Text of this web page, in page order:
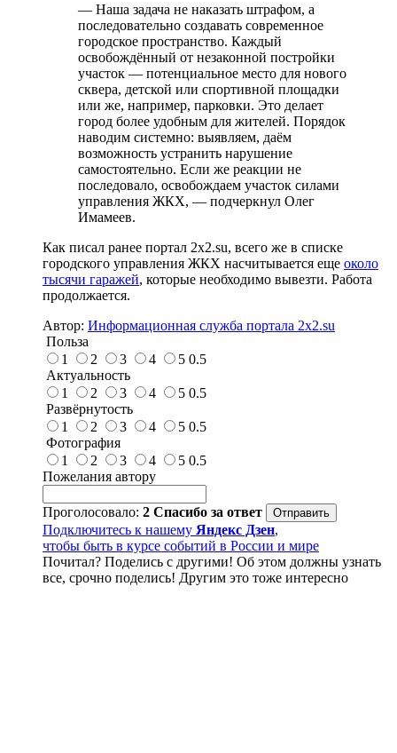
— Наша задача не наказать штрафом, а
последовательно создавать современное
городское пространство. Каждый
освобождённый от незаконной постройки
участок — потенциальное место для нового
сквера, детской или спортивной площадки
или же, например, парковки. Это делает
город более удобным для жителей. Порядок
наводим системно: выявляем, даём
возможность устранить нарушение
самостоятельно. Если же реакции не
последовало, освобождаем участок силами
управления ЖКХ, — подчеркнул Олег
Имамеев.
Как писал ранее портал 2х2.su, всего же в списке
городского управления ЖКХ насчитывается еще около
тысячи гаражей, которые необходимо вывезти. Работа
продолжается.
Автор: Информационная служба портала 2x2.su
Польза
1
2 3 4 5 0.5
Актуальность
1
2 3 4 5 0.5
Развёрнутость
1
2 3 4 5 0.5
Фотография
1
2 3 4 5 0.5
Пожелания автору
Проголосовало: 2 Спасибо за ответ
Подключитесь к нашему Яндекс Дзен,
чтобы быть в курсе событий в России и мире
Почитал? Поделись с другими! Об этом должны узнать
все, срочно поделись! Другим это тоже интересно